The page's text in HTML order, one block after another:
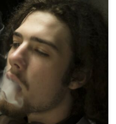
Rytmu Serca u
Marihuany. Jak wynika z
w Stanach Zjednoczonych,
występowania zaburzeń